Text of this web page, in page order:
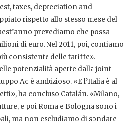
taxes, depreciation and
rispetto allo stesso mese del
prevediamo che possa
di euro. Nel 2011, poi, contiamo
consistente delle tariffe».
potenzialità aperte dalla joint
Ac è ambizioso. «E l’Italia è al
ha concluso Catalán. «Milano,
e poi Roma e Bologna sono i
ma non escludiamo di sondare